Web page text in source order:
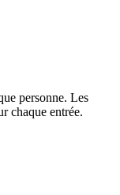
personne. Les
chaque entrée.